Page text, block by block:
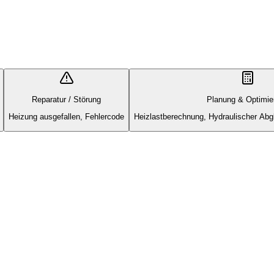
Reparatur / Störung
Heizung ausgefallen, Fehlercode
Planung &
Heizlastberechnung, Hydraulischer